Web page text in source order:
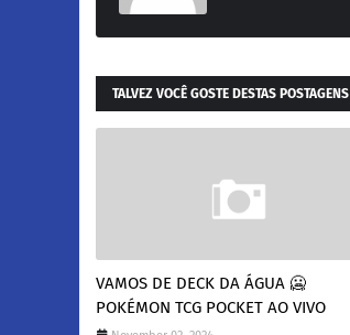
TALVEZ VOCÊ GOSTE DESTAS POSTAGENS
VAMOS DE DECK DA ÁGUA 🥶
POKÉMON TCG POCKET AO VIVO